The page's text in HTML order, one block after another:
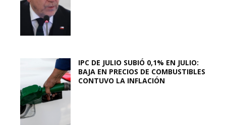
IPC DE JULIO SUBIÓ 0,1% EN JULIO:
BAJA EN PRECIOS DE COMBUSTIBLES
CONTUVO LA INFLACIÓN